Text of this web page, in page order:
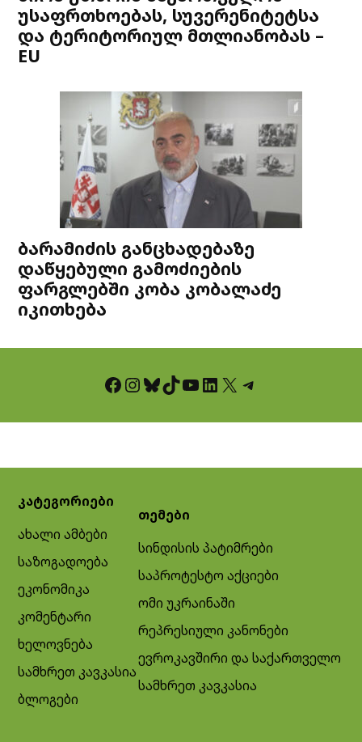
უსაფრთხოებას, სუვერენიტეტსა
და ტერიტორიულ მთლიანობას –
EU
ბარამიძის განცხადებაზე
დაწყებული გამოძიების
ფარგლებში კობა კობალაძე
იკითხება
Facebook InstagramBluesky TikTok YouTube LinkedIn X Telegram
კატეგორიები
ახალი ამბები
საზოგადოება
ეკონომიკა
კომენტარი
ხელოვნება
სამხრეთ კავკასია
ბლოგები
თემები
სინდისის პატიმრები
საპროტესტო აქციები
ომი უკრაინაში
რეპრესიული კანონები
ევროკავშირი და საქართველო
სამხრეთ კავკასია